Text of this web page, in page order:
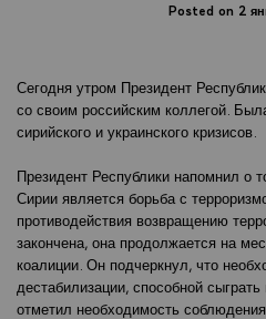
Posted on 2
Сегодня утром Президент
со своим российским коллегой.
сирийского и украинского кризисов.
Президент Республики напомнил о
Сирии является борьба с
противодействия возвращению
закончена, она продолжается на
коалиции. Он подчеркнул, что
дестабилизации, способной
отметил необходимость